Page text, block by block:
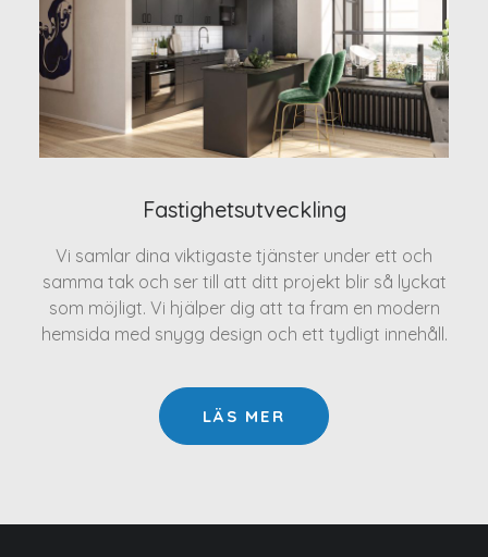
Fastighetsutveckling
Vi samlar dina viktigaste tjänster under ett och
samma tak och ser till att ditt projekt blir så lyckat
som möjligt. Vi hjälper dig att ta fram en modern
hemsida med snygg design och ett tydligt innehåll.
LÄS MER